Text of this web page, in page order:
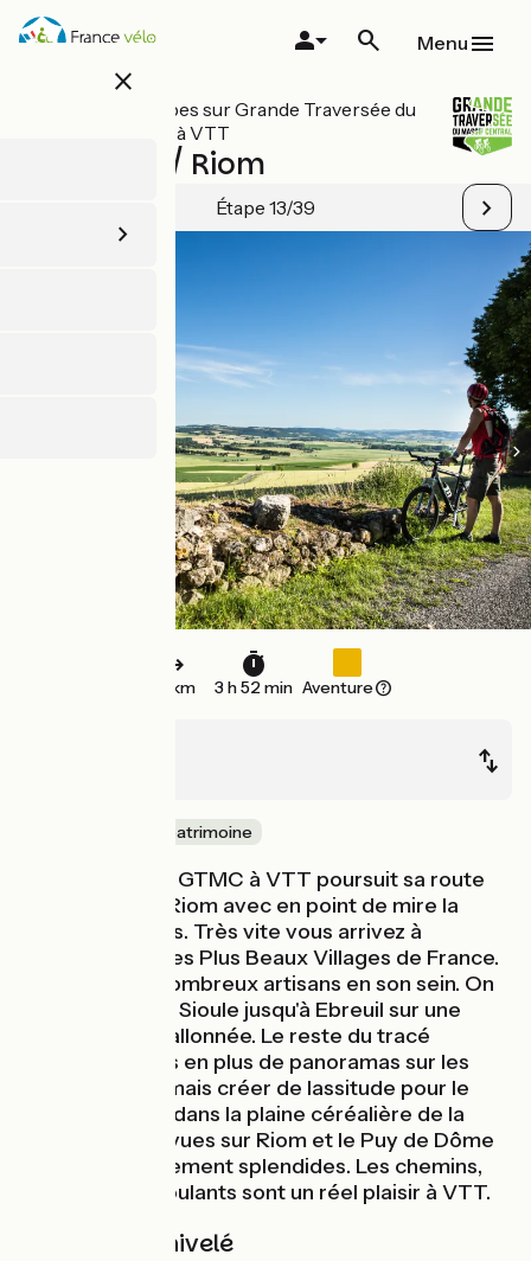
Aller
au
close
Menu
Toutes les étapes sur Grande Traversée du
Massif Central à VTT
Chantelle / Riom
Étape 13/39
58 km 3 h 52 min Aventure
Nature & petit patrimoine
L'itinéraire de la GTMC à VTT poursuit sa route
de Chantelle à Riom avec en point de mire la
Chaîne des Puys. Très vite vous arrivez à
Charroux, l’un des Plus Beaux Villages de France.
Il accueille de nombreux artisans en son sein. On
longe ensuite la Sioule jusqu'à Ebreuil sur une
portion assez vallonnée. Le reste du tracé
propose de plus en plus de panoramas sur les
volcans sans jamais créer de lassitude pour le
pilote. L'arrivée dans la plaine céréalière de la
Limagne et les vues sur Riom et le Puy de Dôme
sont particulièrement splendides. Les chemins,
larges et très roulants sont un réel plaisir à VTT.
Pentes et dénivelé